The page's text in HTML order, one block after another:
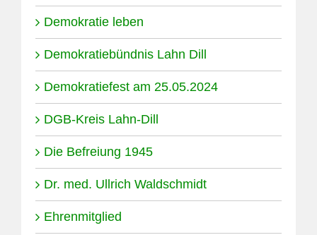
Demokratie leben
Demokratiebündnis Lahn Dill
Demokratiefest am 25.05.2024
DGB-Kreis Lahn-Dill
Die Befreiung 1945
Dr. med. Ullrich Waldschmidt
Ehrenmitglied